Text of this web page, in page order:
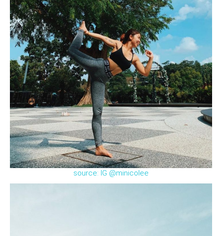
source: IG @minicolee